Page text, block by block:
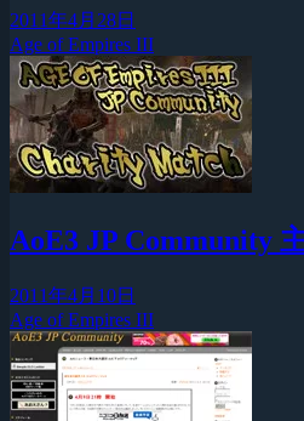
2011年4月28日
Age of Empires III
AoE3 JP Community
2011年4月10日
Age of Empires III